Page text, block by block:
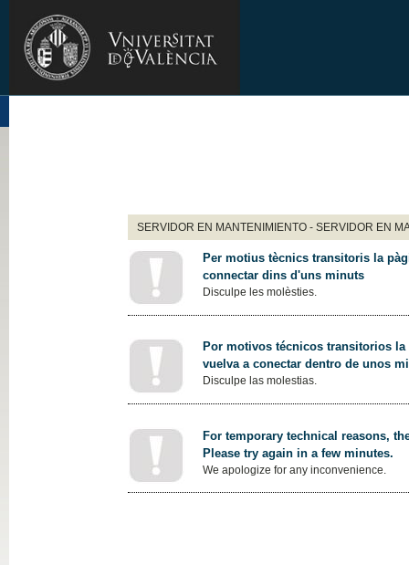
SERVIDOR EN MANTENIMIENTO - SERVIDOR EN
Per motius tècnics transitoris la
connectar dins d'uns minuts
Disculpe les molèsties.
Por motivos técnicos transitorios
vuelva a conectar dentro de unos
Disculpe las molestias.
For temporary technical reasons,
Please try again in a few minutes.
We apologize for any inconvenience.